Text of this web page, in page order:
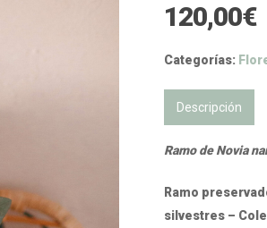
120,00€
Categorías:
Descripción
Ramo de Novia
Ramo
silvestres –